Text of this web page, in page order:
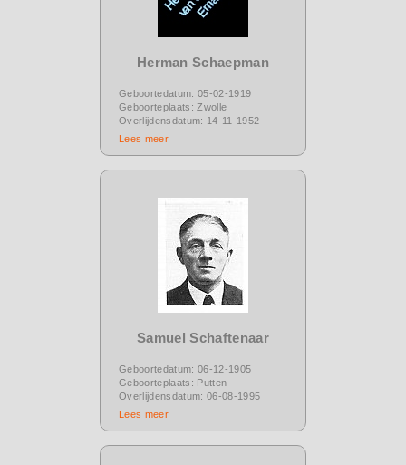
Herman Schaepman
Geboortedatum: 05-02-1919
Geboorteplaats: Zwolle
Overlijdensdatum: 14-11-1952
Lees meer
Samuel Schaftenaar
Geboortedatum: 06-12-1905
Geboorteplaats: Putten
Overlijdensdatum: 06-08-1995
Lees meer